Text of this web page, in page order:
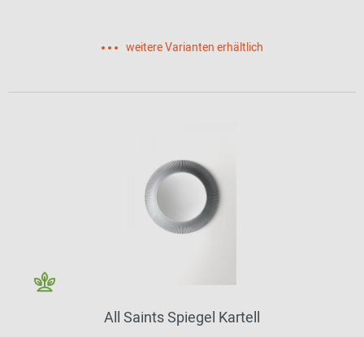
weitere Varianten erhältlich
All Saints Spiegel Kartell